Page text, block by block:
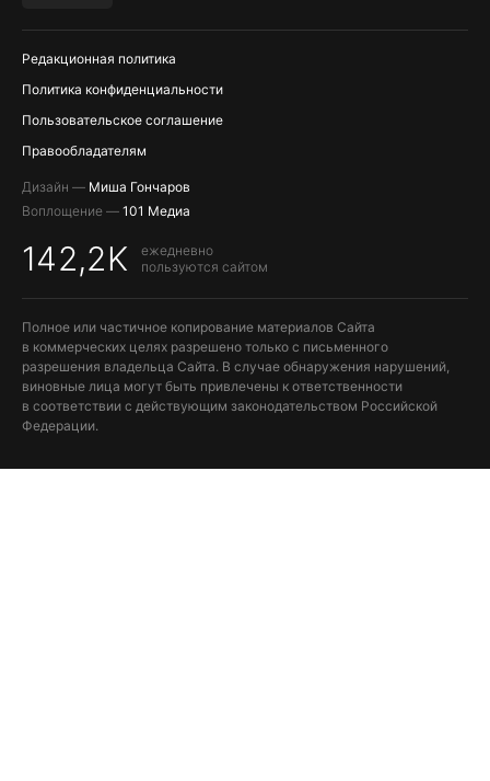
Редакционная политика
Политика конфиденциальности
Пользовательское соглашение
Правообладателям
Дизайн — Миша Гончаров
Воплощение — 101 Медиа
142,2K
ежедневно
пользуются сайтом
Полное или частичное копирование материалов Сайта
в коммерческих целях разрешено только с письменного
разрешения владельца Сайта. В случае обнаружения нарушений,
виновные лица могут быть привлечены к ответственности
в соответствии с действующим законодательством Российской
Федерации.